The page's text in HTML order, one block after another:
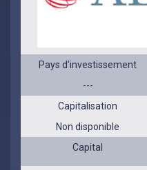
Pays d'investissement
---
Capitalisation
Non disponible
Capital